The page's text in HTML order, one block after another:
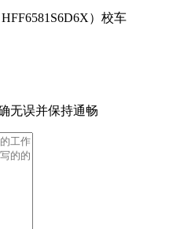
HFF6581S6D6X）校车
无误并保持通畅